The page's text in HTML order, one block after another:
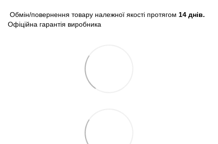
Обмін/повернення товару належної якості протягом 14 днів.
Офіційна гарантія виробника